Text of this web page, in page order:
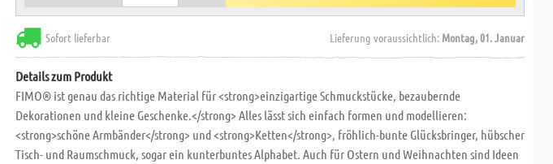
Sofort lieferbar Lieferung voraussichtlich: Montag, 01. Januar
Details zum Produkt
FIMO® ist genau das richtige Material für <strong>einzigartige Schmuckstücke, bezaubernde
Dekorationen und kleine Geschenke.</strong> Alles lässt sich einfach formen und modellieren:
<strong>schöne Armbänder</strong> und <strong>Ketten</strong>, fröhlich-bunte Glücksbringer, hübscher
Tisch- und Raumschmuck, sogar ein kunterbuntes Alphabet. Auch für Ostern und Weihnachten sind Ideen